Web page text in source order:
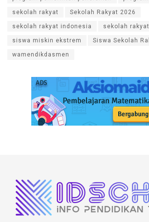
sekolah rakyat Sekolah Rakyat 2026
sekolah rakyat indonesia sekolah
siswa miskin ekstrem Siswa Sekolah
wamendikdasmen